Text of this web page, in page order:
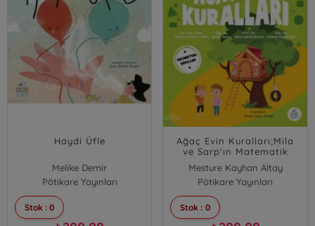
Haydi Üfle
Melike Demir
Pötikare Yayınları
Stok : 0
Ağaç Evin Kuralları;Mila
ve Sarp'ın Matematik
Öyküleri-8
Mesture Kayhan Altay
Şerife Sevinç
Mine Işıksal Bostan
Aslıhan Osmanoğlu
Pötikare Yayınları
Stok : 0